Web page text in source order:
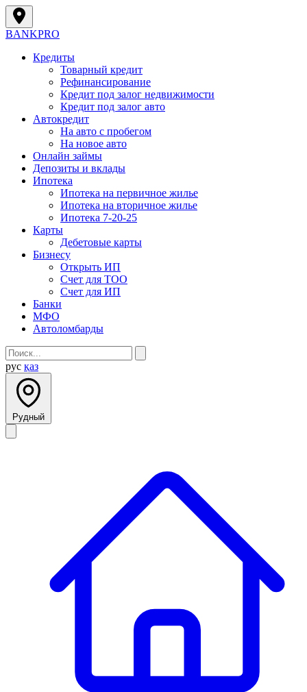
BANKPRO
Кредиты
Товарный кредит
Рефинансирование
Кредит под залог недвижимости
Кредит под залог авто
Автокредит
На авто с пробегом
На новое авто
Онлайн займы
Депозиты и вклады
Ипотека
Ипотека на первичное жилье
Ипотека на вторичное жилье
Ипотека 7-20-25
Карты
Дебетовые карты
Бизнесу
Открыть ИП
Cчет для ТОО
Счет для ИП
Банки
МФО
Автоломбарды
рус қаз
Рудный